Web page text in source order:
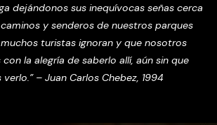
dejándonos sus inequívocas señas cerca
y senderos de nuestros parques
turistas ignoran y que nosotros
la alegría de saberlo allí, aún sin que
– Juan Carlos Chebez, 1994